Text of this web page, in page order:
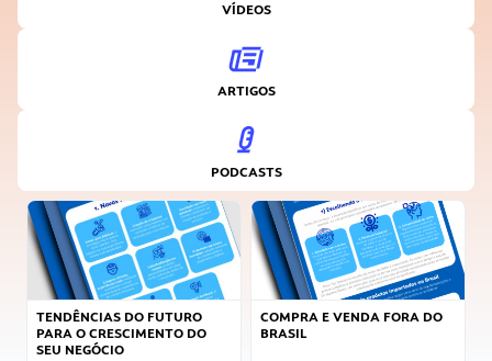
VÍDEOS
ARTIGOS
PODCASTS
TENDÊNCIAS DO FUTURO
PARA O CRESCIMENTO DO
SEU NEGÓCIO
COMPRA E VENDA FORA DO
BRASIL